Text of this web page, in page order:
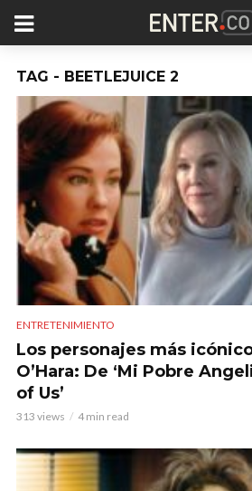
TAG - BEETLEJUICE 2
ENTRETENIMIENTO
Los personajes más
O’Hara: De ‘Mi Pobre
of Us’
313 views 4 min read